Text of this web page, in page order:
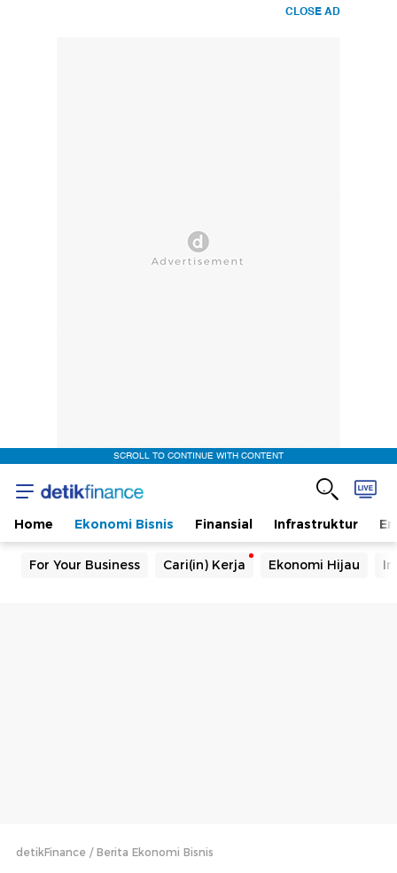
CLOSE AD
SCROLL TO CONTINUE WITH CONTENT
Home Ekonomi Bisnis Finansial Infrastruktur
For Your Business Cari(in) Kerja Ekonomi Hijau
detikFinance Berita Ekonomi Bisnis